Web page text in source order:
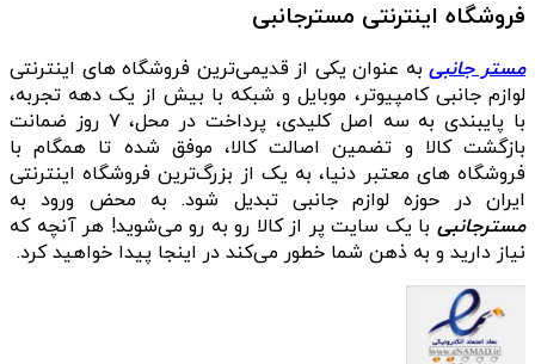
فروشگاه اینترنتی مسترجانبی
مستر جانبیبه عنوان یکی از قدیمی‌ترین فروشگاه های اینترنتی
لوازم جانبی کامپیوتر، موبایل و شبکه با بیش از یک دهه تجربه،
با پایبندی به سه اصل کلیدی، پرداخت در محل، ۷ روز ضمانت
بازگشت کالا و تضمین اصالت کالا، موفق شده تا همگام با
فروشگاه‌ های معتبر دنیا، به یک از بزرگ‌ترین فروشگاه اینترنتی
ایران در حوزه لوازم جانبی تبدیل شود. به محض ورود به
مسترجانبی با یک سایت پر از کالا رو به رو می‌شوید! هر آنچه که
نیاز دارید و به ذهن شما خطور می‌کند در اینجا پیدا خواهید کرد.